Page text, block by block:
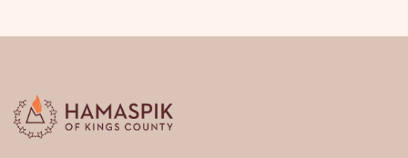
什么是发育障碍和 IDD？
自闭症谱系障碍（ASD）是天生的，还是后天发展
形成的？